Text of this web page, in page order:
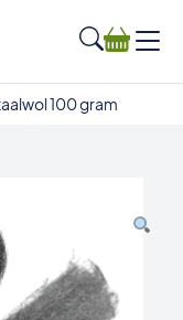
100 gram